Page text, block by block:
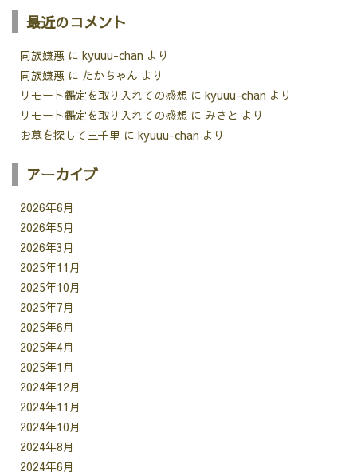
最近のコメント
同族嫌悪 に kyuuu-chan より
同族嫌悪 に たかちゃん より
リモート鑑定を取り入れての感想 に kyuuu-chan より
リモート鑑定を取り入れての感想 に みさと より
お墓を探して三千里 に kyuuu-chan より
アーカイブ
2026年6月
2026年5月
2026年3月
2025年11月
2025年10月
2025年7月
2025年6月
2025年4月
2025年1月
2024年12月
2024年11月
2024年10月
2024年8月
2024年6月